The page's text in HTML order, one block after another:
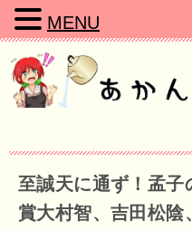
至誠天に通ず！孟子
賞大村智、吉田松
MENU